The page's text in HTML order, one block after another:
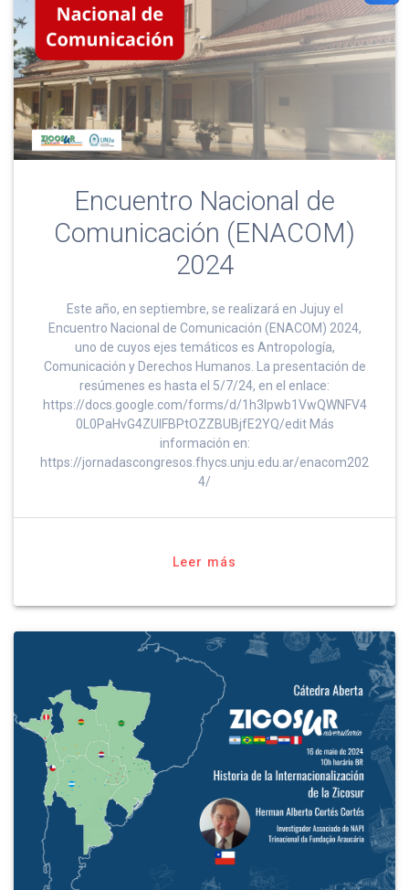
Encuentro Nacional de
Comunicación (ENACOM)
2024
Este año, en septiembre, se realizará en Jujuy el
Encuentro Nacional de Comunicación (ENACOM) 2024,
uno de cuyos ejes temáticos es Antropología,
Comunicación y Derechos Humanos. La presentación de
resúmenes es hasta el 5/7/24, en el enlace:
https://docs.google.com/forms/d/1h3lpwb1VwQWNFV4
0L0PaHvG4ZUlFBPtOZZBUBjfE2YQ/edit Más
información en:
https://jornadascongresos.fhycs.unju.edu.ar/enacom202
4/
Leer más